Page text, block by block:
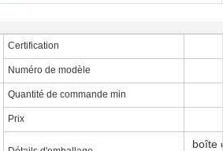
Certification
Numéro de modèle
Quantité de commande min
Prix
boîte